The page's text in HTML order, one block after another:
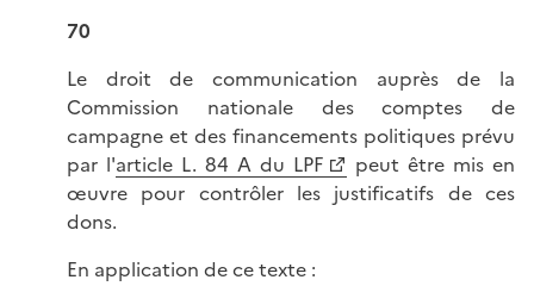
70
Le droit de communication auprès de la
Commission nationale des comptes de
campagne et des financements politiques prévu
par l'article L. 84 A du LPF
peut être mis en
œuvre pour contrôler les justificatifs de ces
dons.
En application de ce texte :